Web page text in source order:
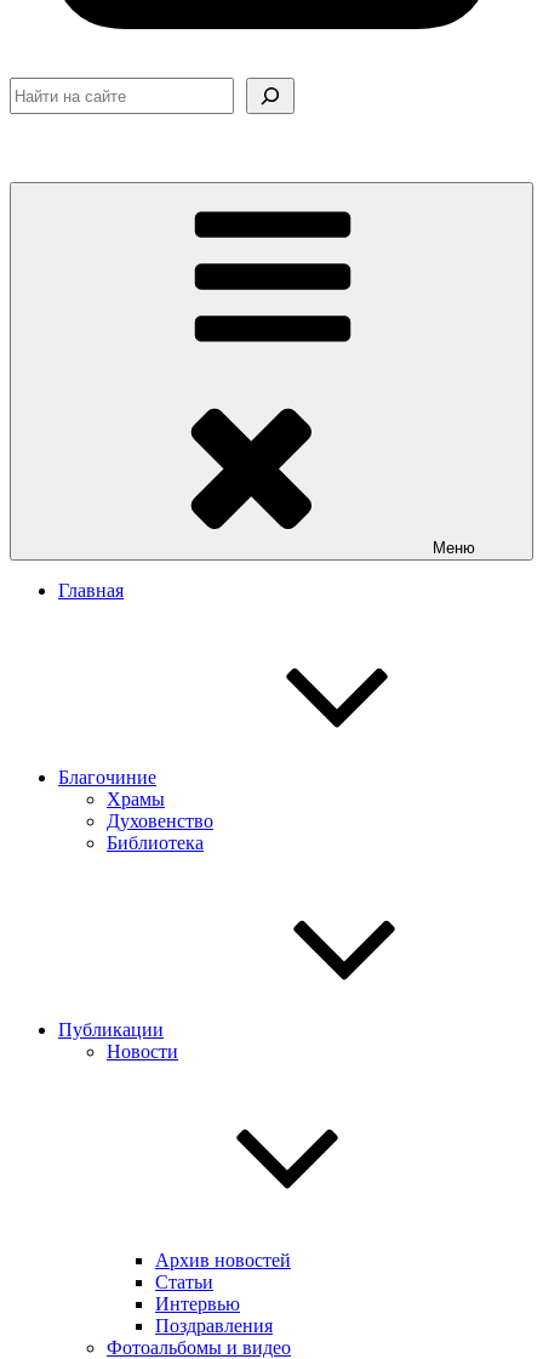
Поиск
Меню
Главная
Благочиние
Храмы
Духовенство
Библиотека
Публикации
Новости
Архив новостей
Статьи
Интервью
Поздравления
Фотоальбомы и видео